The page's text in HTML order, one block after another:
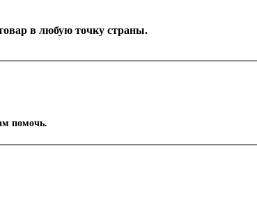
в любую точку страны.
помочь.